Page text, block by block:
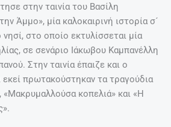
στην ταινία του Βασίλη
Άμμο», μία καλοκαιρινή ιστορία σ´
νησί, στο οποίο εκτυλίσσεται μία
σε σενάριο Ιάκωβου Καμπανέλλη
Στην ταινία έπαιζε και ο
εκεί πρωτακούστηκαν τα τραγούδια
«Μακρυμαλλούσα κοπελιά» και «Η